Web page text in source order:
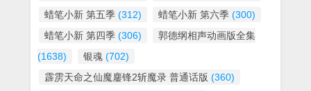
蜡笔小新 第五季 (312) 蜡笔小新 第六季 (300)
蜡笔小新 第四季 (306)
郭德纲相声动画版全集
(1638)
银魂 (702)
霹雳天命之仙魔鏖锋2斩魔录 普通话版 (360)